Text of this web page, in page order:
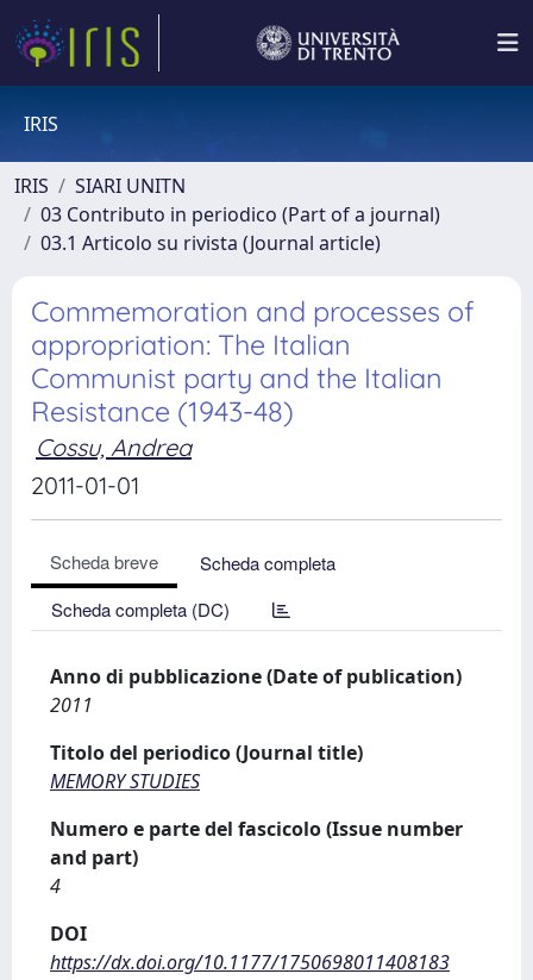
IRIS
IRIS
SIARI UNITN
03 Contributo in periodico (Part of a journal)
03.1 Articolo su rivista (Journal article)
Commemoration and processes of
appropriation: The Italian
Communist party and the Italian
Resistance (1943-48)
Cossu, Andrea
2011-01-01
Scheda breve
Scheda completa
Scheda completa (DC)
Anno di pubblicazione (Date of publication)
2011
Titolo del periodico (Journal title)
MEMORY STUDIES
Numero e parte del fascicolo (Issue number
and part)
4
DOI
https://dx.doi.org/10.1177/1750698011408183